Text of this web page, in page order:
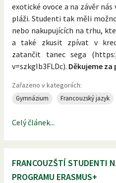
exotické ovoce a na závěr
pláži. Studenti tak měli
nebo nakupujících na trhu,
a také zkusit zpívat v
zatančit tanec sega
v=szkgIb3FLDc). Děkujeme za
Zařazeno v kategoriích:
Gymnázium Francouzský jazyk
Celý článek...
FRANCOUZŠTÍ STUDENTI
PROGRAMU ERASMUS+